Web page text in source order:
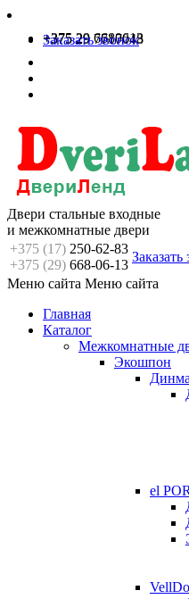
+375 29 6680613
+375 29 7717048
Заказать звонок
Двери стальные входные
и межкомнатные двери
+375 (17) 250-62-83
+375 (29) 668-06-13
Заказать
Меню сайта Меню сайта
Главная
Каталог
Межкомнатные
Экошпон
el